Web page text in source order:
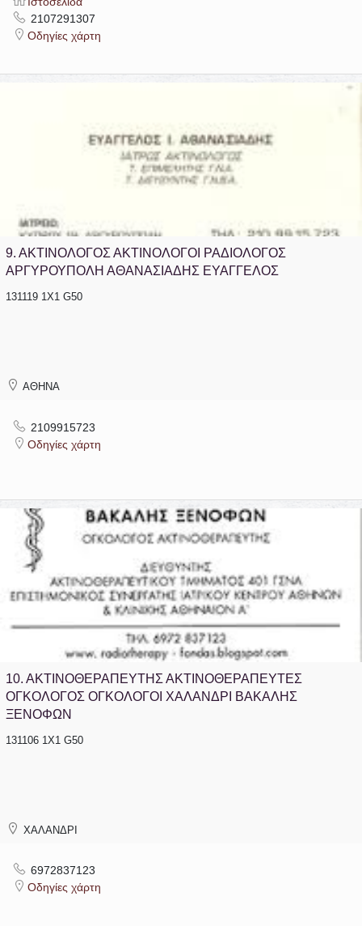
2107291307
Οδηγίες χάρτη
9. ΑΚΤΙΝΟΛΟΓΟΣ ΑΚΤΙΝΟΛΟΓΟΙ ΡΑΔΙΟΛΟΓΟΣ
ΑΡΓΥΡΟΥΠΟΛΗ ΑΘΑΝΑΣΙΑΔΗΣ ΕΥΑΓΓΕΛΟΣ
131119 1Χ1 G50
ΑΘΗΝΑ
2109915723
Οδηγίες χάρτη
10. ΑΚΤΙΝΟΘΕΡΑΠΕΥΤΗΣ ΑΚΤΙΝΟΘΕΡΑΠΕΥΤΕΣ
ΟΓΚΟΛΟΓΟΣ ΟΓΚΟΛΟΓΟΙ ΧΑΛΑΝΔΡΙ ΒΑΚΑΛΗΣ
ΞΕΝΟΦΩΝ
131106 1Χ1 G50
ΧΑΛΑΝΔΡΙ
6972837123
Οδηγίες χάρτη